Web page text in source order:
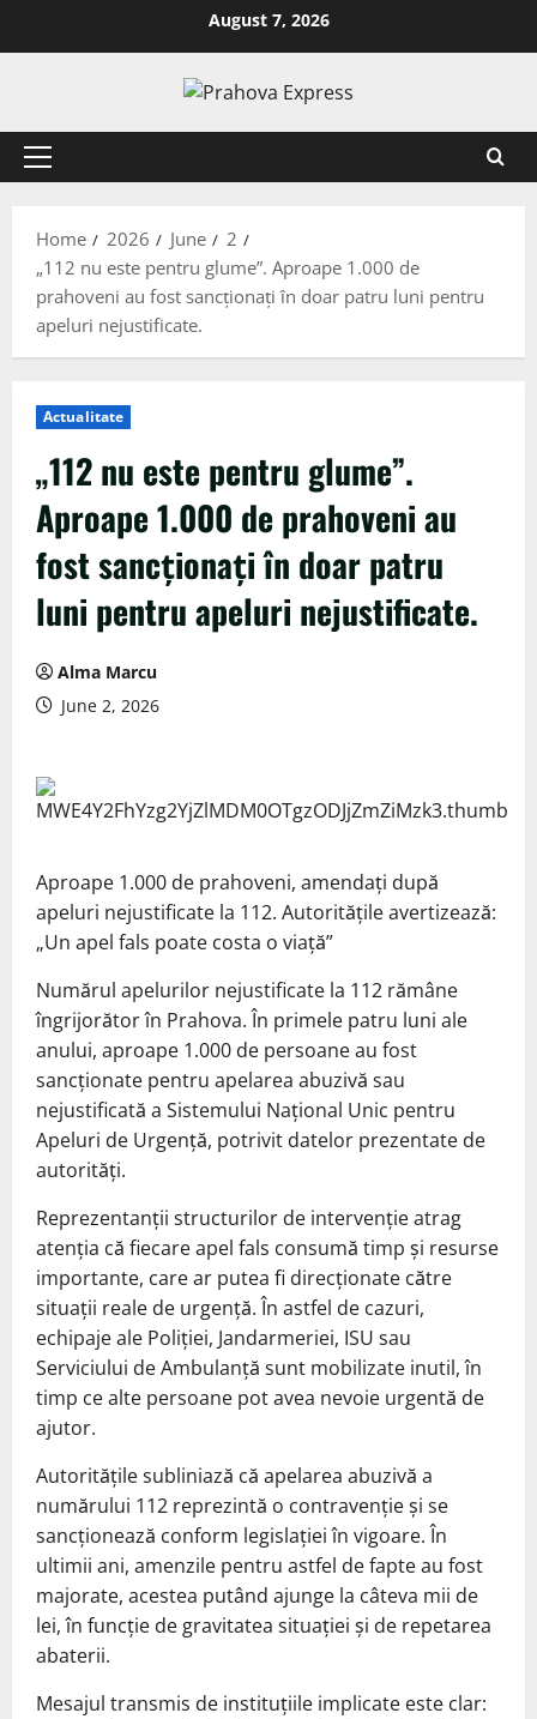
August 7, 2026
Home 2026 June
2
„112 nu este pentru glume”. Aproape 1.000 de
prahoveni au fost sancționați în doar patru luni pentru
apeluri nejustificate.
Actualitate
„112 nu este pentru glume”.
Aproape 1.000 de prahoveni au
fost sancționați în doar patru
luni pentru apeluri nejustificate.
Alma Marcu
June 2, 2026
Aproape 1.000 de prahoveni, amendați după
apeluri nejustificate la 112. Autoritățile avertizează:
„Un apel fals poate costa o viață”
Numărul apelurilor nejustificate la 112 rămâne
îngrijorător în Prahova. În primele patru luni ale
anului, aproape 1.000 de persoane au fost
sancționate pentru apelarea abuzivă sau
nejustificată a Sistemului Național Unic pentru
Apeluri de Urgență, potrivit datelor prezentate de
autorități.
Reprezentanții structurilor de intervenție atrag
atenția că fiecare apel fals consumă timp și resurse
importante, care ar putea fi direcționate către
situații reale de urgență. În astfel de cazuri,
echipaje ale Poliției, Jandarmeriei, ISU sau
Serviciului de Ambulanță sunt mobilizate inutil, în
timp ce alte persoane pot avea nevoie urgentă de
ajutor.
Autoritățile subliniază că apelarea abuzivă a
numărului 112 reprezintă o contravenție și se
sancționează conform legislației în vigoare. În
ultimii ani, amenzile pentru astfel de fapte au fost
majorate, acestea putând ajunge la câteva mii de
lei, în funcție de gravitatea situației și de repetarea
abaterii.
Mesajul transmis de instituțiile implicate este clar: